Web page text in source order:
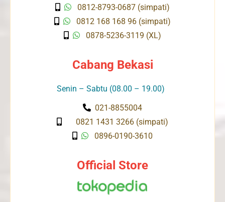
0812-8793-0687 (simpati)
0812 168 168 96 (simpati)
0878-5236-3119 (XL)
Cabang Bekasi
Senin – Sabtu (08.00 – 19.00)
021-8855004
0821 1431 3266 (simpati)
0896-0190-3610
Official Store